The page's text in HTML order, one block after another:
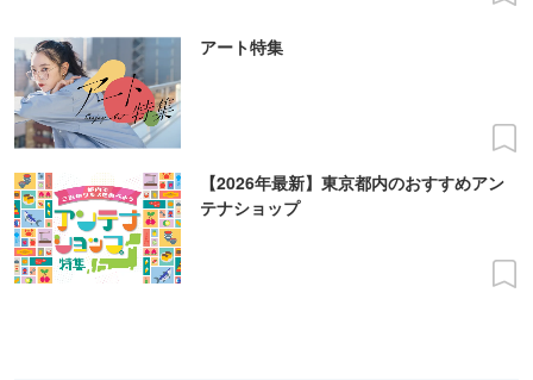
アート特集
【2026年最新】東京都内のおすすめアン
テナショップ